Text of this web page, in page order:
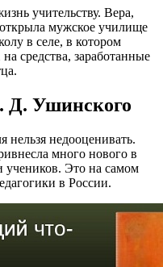
учительству. Вера,
мужское училище
в селе, в котором
средства, заработанные
Д. Ушинского
нельзя недооценивать.
много нового в
Это на самом
в России.